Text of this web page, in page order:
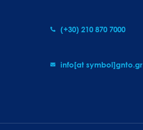
(+30) 210 870 7000
info[at symbol]gnto.gr